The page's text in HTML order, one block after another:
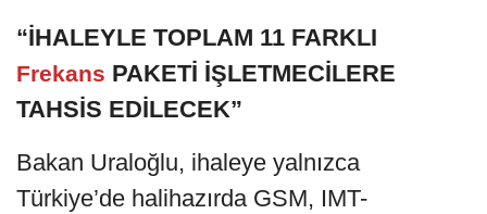
“İHALEYLE TOPLAM 11 FARKLI
Frekans PAKETİ İŞLETMECİLERE
TAHSİS EDİLECEK”
Bakan Uraloğlu, ihaleye yalnızca
Türkiye’de halihazırda GSM, IMT-